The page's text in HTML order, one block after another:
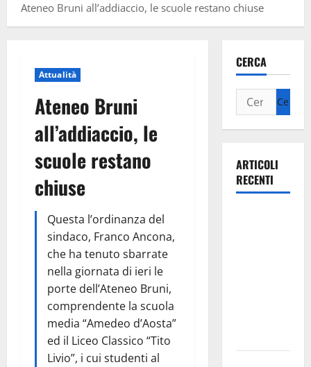
Ateneo Bruni all’addiaccio, le scuole restano chiuse
Attualità
Ateneo Bruni
all’addiaccio, le
scuole restano
chiuse
Questa l’ordinanza del
sindaco, Franco Ancona,
che ha tenuto sbarrate
nella giornata di ieri le
porte dell’Ateneo Bruni,
comprendente la scuola
media “Amedeo d’Aosta”
ed il Liceo Classico “Tito
Livio”, i cui studenti al
CERCA
ARTICOLI
RECENTI